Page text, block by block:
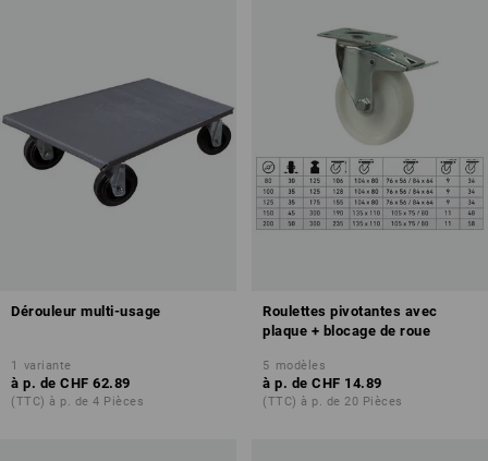
Dérouleur multi-usage
1 variante
à p. de CHF 62.89
(TTC) à p. de 4 Pièces
Roulettes pivotantes avec
plaque + blocage de roue
5 modèles
à p. de CHF 14.89
(TTC) à p. de 20 Pièces